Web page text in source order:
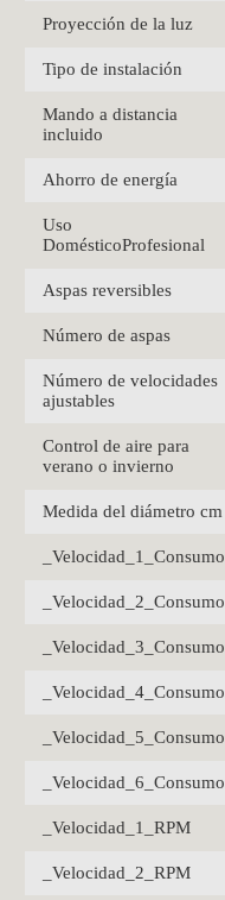
Proyección de la luz
Tipo de instalación
Mando a distancia
incluido
Ahorro de energía
Uso
DomésticoProfesional
Aspas reversibles
Número de aspas
Número de velocidades
ajustables
Control de aire para
verano o invierno
Medida del diámetro cm
_Velocidad_1_Consumo
_Velocidad_2_Consumo
_Velocidad_3_Consumo
_Velocidad_4_Consumo
_Velocidad_5_Consumo
_Velocidad_6_Consumo
_Velocidad_1_RPM
_Velocidad_2_RPM